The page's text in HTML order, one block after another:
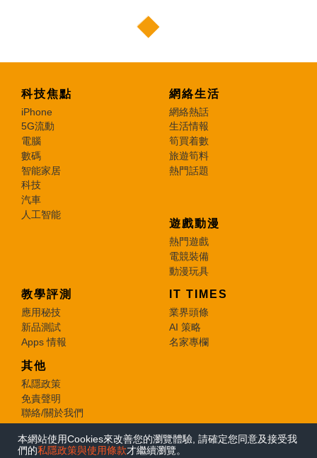
科技焦點
iPhone
5G流動
電腦
數碼
智能家居
科技
汽車
人工智能
網絡生活
網絡熱話
生活情報
筍買着數
旅遊筍料
熱門話題
遊戲動漫
熱門遊戲
電競裝備
動漫玩具
教學評測
應用秘技
新品測試
Apps 情報
IT TIMES
業界頭條
AI 策略
名家專欄
其他
私隱政策
免責聲明
聯絡/關於我們
© 2026 e-zone. All Rights Reserved.
本網站使用Cookies來改善您的瀏覽體驗, 請確定您同意及接受我
們的私隱政策與使用條款才繼續瀏覽。